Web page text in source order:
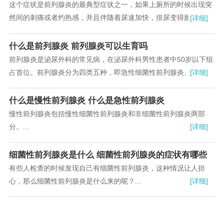
这个症状是前列腺炎的最典型症状之一，如果上厕所的时候出现突
然间的刺痛或者灼热感，并且伴随着尿速加快，排尿变得频繁起
腺炎了。...
[详细]
什么是前列腺炎 前列腺炎可以生育吗
前列腺炎是泌尿外科的常见病，在泌尿外科男性患者中50岁以下组
占首位。前列腺炎分为四类五种，即急性细菌性前列腺炎、慢性细
前列腺炎。其中非细菌性前列腺炎远较细菌性前列腺炎多见。...
[详细]
什么是慢性前列腺炎 什么是急性前列腺炎
慢性前列腺炎包括慢性细菌性前列腺炎和非细菌性前列腺炎两部
分。...
[详细]
细菌性前列腺炎是什么 细菌性前列腺炎的症状有哪些
有些人检查的时候发现自己有细菌性前列腺炎，这种情况让人担
心，那么细菌性前列腺炎是什么来的呢？...
[详细]